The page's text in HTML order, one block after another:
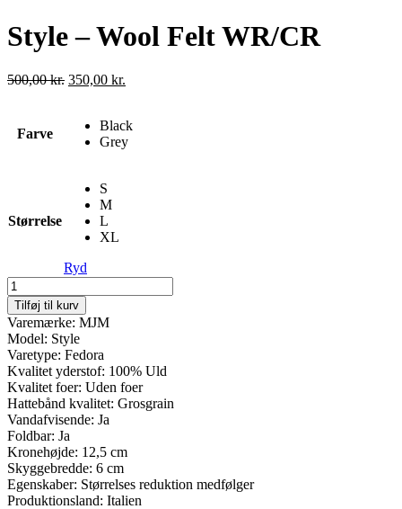
Style – Wool Felt WR/CR
500,00kr. Den
var:
500,00 kr..
350,00 kr.
er:
350,00 kr..
Farve
Black
Grey
Størrelse
S
M
L
XL
Ryd
Style
-
Wool
Felt
WR/CR
antal
Tilføj til kurv
Varemærke: MJM
Model: Style
Varetype: Fedora
Kvalitet yderstof: 100% Uld
Kvalitet foer: Uden foer
Hattebånd kvalitet: Grosgrain
Vandafvisende: Ja
Foldbar: Ja
Kronehøjde: 12,5 cm
Skyggebredde: 6 cm
Egenskaber: Størrelses reduktion medfølger
Produktionsland: Italien